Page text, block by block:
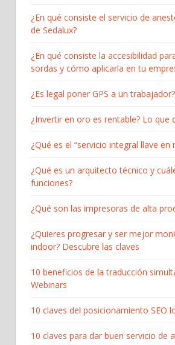
¿En qué consiste el servicio de
de Sedalux?
¿En qué consiste la accesibilidad
sordas y cómo aplicarla en tu
¿Es legal poner GPS a un trabajador?
¿Invertir en oro es rentable? Lo que
¿Qué es el “servicio integral llave en
¿Qué es un arquitecto técnico y
funciones?
¿Qué son las impresoras de alta
¿Quieres progresar y ser mejor
indoor? Descubre las claves
10 beneficios de la traducción
Webinars
10 claves del posicionamiento SEO
10 claves para dar buen servicio de